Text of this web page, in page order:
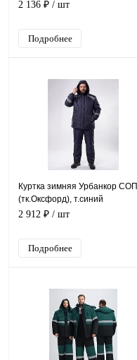
васильковый/серый
2 136 ₽ / шт
Подробнее
Куртка зимняя Урбанкор СОП
(тк.Оксфорд), т.синий
2 912 ₽ / шт
Подробнее